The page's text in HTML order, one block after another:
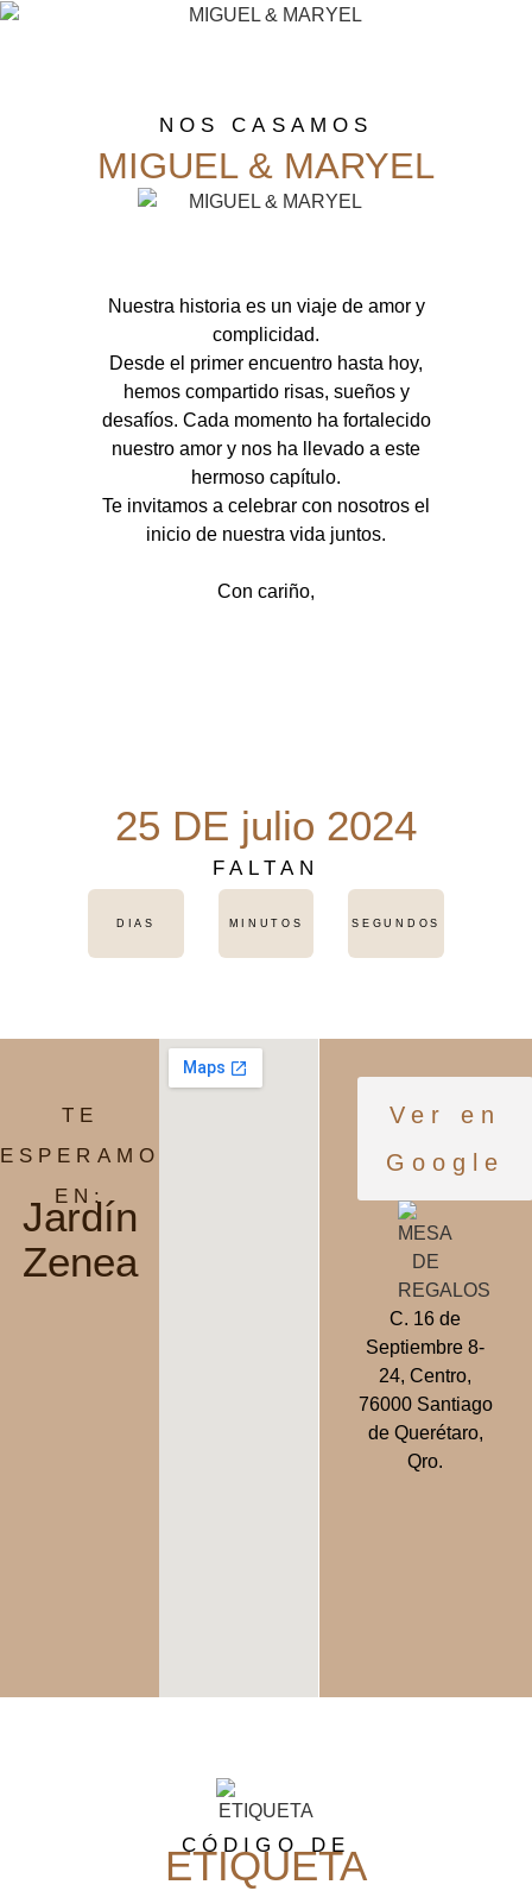
NOS CASAMOS
MIGUEL & MARYEL
Nuestra historia es un viaje de amor y
complicidad.
Desde el primer encuentro hasta hoy,
hemos compartido risas, sueños y
desafíos. Cada momento ha fortalecido
nuestro amor y nos ha llevado a este
hermoso capítulo.
Te invitamos a celebrar con nosotros el
inicio de nuestra vida juntos.
Con cariño,
25 DE julio 2024
FALTAN
DIAS MINUTOS SEGUNDOS
TE
ESPERAMOS
EN:
Jardín
Zenea
Ver en
Google
C. 16 de
Septiembre 8-
24, Centro,
76000 Santiago
de Querétaro,
Qro.
CÓDIGO DE
ETIQUETA